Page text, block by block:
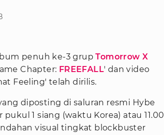
penuh ke-3 grupTomorrow X
Chapter: FREEFALL' dan video
Feeling' telah dirilis.
diposting di saluran resmi Hybe
1 siang (waktu Korea) atau 11.00
visual tingkat blockbuster